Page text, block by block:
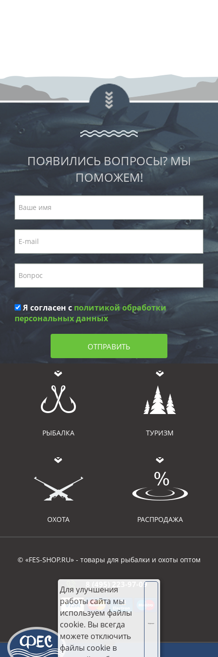
ПОЯВИЛИСЬ ВОПРОСЫ? МЫ
ПОМОЖЕМ!
Я согласен с политикой обработки
персональных данных
ОТПРАВИТЬ
РЫБАЛКА ТУРИЗМ
ОХОТА РАСПРОДАЖА
© «FES-SHOP.RU» - товары для рыбалки и охоты оптом
8 (495) 223-97-09
Для улучшения
работы сайта мы
используем файлы
cookie. Вы всегда
можете отключить
файлы cookie в
Хорошо